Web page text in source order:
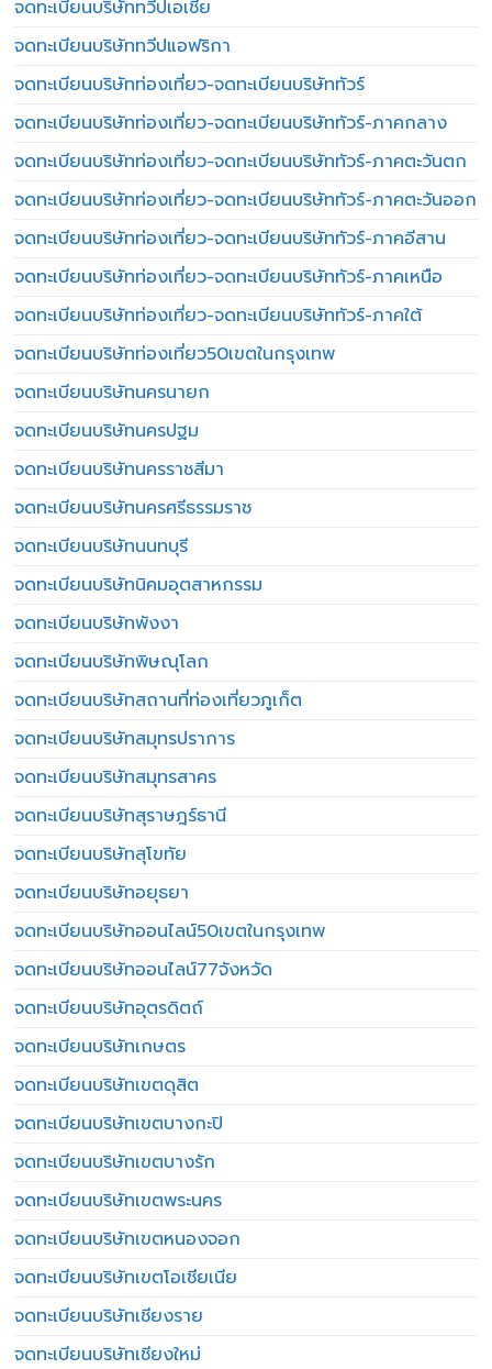
จดทะเบียนบริษัททวีปเอเชีย
จดทะเบียนบริษัททวีปแอฟริกา
จดทะเบียนบริษัทท่องเที่ยว-จดทะเบียนบริษัททัวร์
จดทะเบียนบริษัทท่องเที่ยว-จดทะเบียนบริษัททัวร์-ภาคกลาง
จดทะเบียนบริษัทท่องเที่ยว-จดทะเบียนบริษัททัวร์-ภาคตะวันตก
จดทะเบียนบริษัทท่องเที่ยว-จดทะเบียนบริษัททัวร์-ภาคตะวันออก
จดทะเบียนบริษัทท่องเที่ยว-จดทะเบียนบริษัททัวร์-ภาคอีสาน
จดทะเบียนบริษัทท่องเที่ยว-จดทะเบียนบริษัททัวร์-ภาคเหนือ
จดทะเบียนบริษัทท่องเที่ยว-จดทะเบียนบริษัททัวร์-ภาคใต้
จดทะเบียนบริษัทท่องเที่ยว50เขตในกรุงเทพ
จดทะเบียนบริษัทนครนายก
จดทะเบียนบริษัทนครปฐม
จดทะเบียนบริษัทนครราชสีมา
จดทะเบียนบริษัทนครศรีธรรมราช
จดทะเบียนบริษัทนนทบุรี
จดทะเบียนบริษัทนิคมอุตสาหกรรม
จดทะเบียนบริษัทพังงา
จดทะเบียนบริษัทพิษณุโลก
จดทะเบียนบริษัทสถานที่ท่องเที่ยวภูเก็ต
จดทะเบียนบริษัทสมุทรปราการ
จดทะเบียนบริษัทสมุทรสาคร
จดทะเบียนบริษัทสุราษฎร์ธานี
จดทะเบียนบริษัทสุโขทัย
จดทะเบียนบริษัทอยุธยา
จดทะเบียนบริษัทออนไลน์50เขตในกรุงเทพ
จดทะเบียนบริษัทออนไลน์77จังหวัด
จดทะเบียนบริษัทอุตรดิตถ์
จดทะเบียนบริษัทเกษตร
จดทะเบียนบริษัทเขตดุสิต
จดทะเบียนบริษัทเขตบางกะปิ
จดทะเบียนบริษัทเขตบางรัก
จดทะเบียนบริษัทเขตพระนคร
จดทะเบียนบริษัทเขตหนองจอก
จดทะเบียนบริษัทเขตโอเชียเนีย
จดทะเบียนบริษัทเชียงราย
จดทะเบียนบริษัทเชียงใหม่